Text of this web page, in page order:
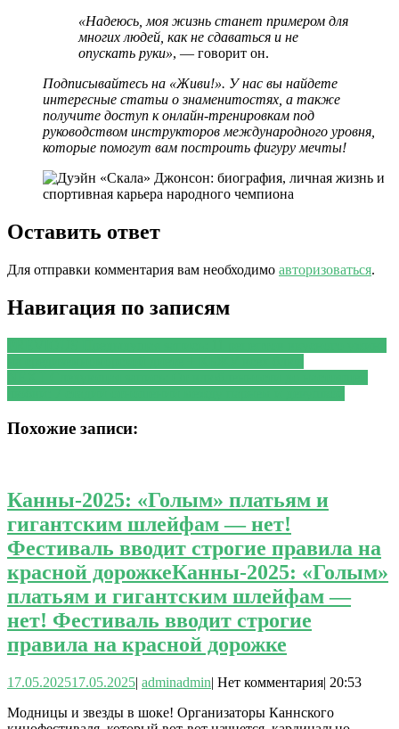
«Надеюсь, моя жизнь станет примером для
многих людей, как не сдаваться и не
опускать руки», — говорит он.
Подписывайтесь на «Живи!». У нас вы найдете
интересные статьи о знаменитостях, а также
получите доступ к онлайн-тренировкам под
руководством инструкторов международного уровня,
которые помогут вам построить фигуру мечты!
Оставить ответ
Для отправки комментария вам необходимо авторизоваться.
Навигация по записям
Похожие записи:
Канны-2025: «Голым» платьям и
гигантским шлейфам — нет!
Фестиваль вводит строгие правила на
красной дорожкеКанны-2025: «Голым»
платьям и гигантским шлейфам —
нет! Фестиваль вводит строгие
правила на красной дорожке
17.05.202517.05.2025| adminadmin| Нет комментария| 20:53
Модницы и звезды в шоке! Организаторы Каннского